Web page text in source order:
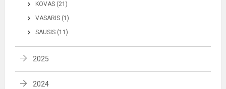
KOVAS (21)
VASARIS (1)
SAUSIS (11)
2025
2024